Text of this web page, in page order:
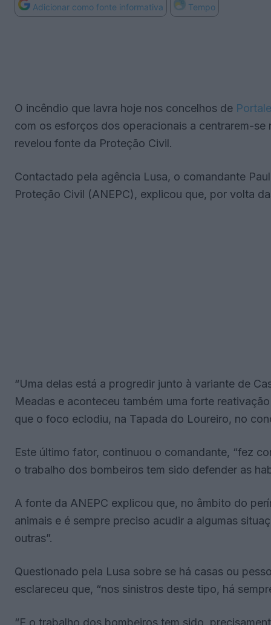
Adicionar como fonte informativa Tempo
O incêndio que lavra hoje nos concelhos de
com os esforços dos operacionais a centrarem-
revelou fonte da Proteção Civil.
Contactado pela agência Lusa, o comandante
Proteção Civil (ANEPC), explicou que, por volta
“Uma delas está a progredir junto à variante de
Meadas e aconteceu também uma forte
que o foco eclodiu, na Tapada do Loureiro, no
Este último fator, continuou o comandante, “fez
o trabalho dos bombeiros tem sido defender as
A fonte da ANEPC explicou que, no âmbito do
animais e é sempre preciso acudir a algumas
outras”.
Questionado pela Lusa sobre se há casas ou
esclareceu que, “nos sinistros deste tipo, há
“E o trabalho dos bombeiros tem sido,